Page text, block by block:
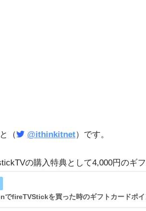
（ @ithinkitnet）です。
の購入特典として4,000円のギ
でfireTVStickを買った時のギフトカードポ